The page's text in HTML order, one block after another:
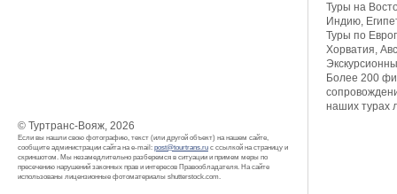
© Туртранс-Вояж, 2026
Если вы нашли свою фотографию, текст (или другой объект) на нашем сайте,
сообщите администрации сайта на e-mail: post@tourtrans.ru с ссылкой на страницу и
скриншотом. Мы незамедлительно разберемся в ситуации и примем меры по
пресечению нарушений законных прав и интересов Правообладателя. На сайте
использованы лицензионные фотоматериалы shutterstock.com.
Туры на
Индию,
Туры по
Хорватия,
Более 200
наших турах